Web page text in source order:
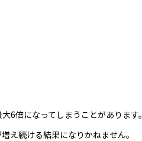
6倍になってしまうことがあります。
え続ける結果になりかねません。